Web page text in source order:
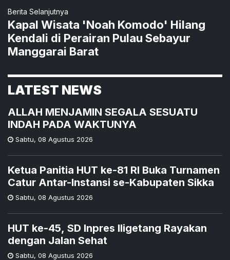
Berita Selanjutnya
Kapal Wisata 'Noah Komodo' Hilang
Kendali di Perairan Pulau Sebayur
Manggarai Barat
LATEST NEWS
ALLAH MENJAMIN SEGALA SESUATU
INDAH PADA WAKTUNYA
Sabtu, 08 Agustus 2026
Ketua Panitia HUT ke-81 RI Buka Turnamen
Catur Antar-Instansi se-Kabupaten Sikka
Sabtu, 08 Agustus 2026
HUT ke-45, SD Inpres Iligetang Rayakan
dengan Jalan Sehat
Sabtu, 08 Agustus 2026